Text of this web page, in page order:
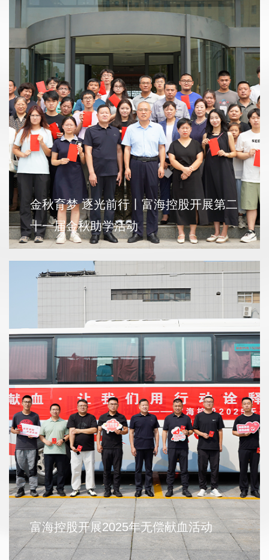
金秋育梦 逐光前行丨富海控股开展第二
十一届金秋助学活动
金秋育梦 逐光前行丨富海控股开展第二
十一届金秋助学活动
时光不负耕耘，奋斗终有回响。金秋八月，一封封承载
着梦想与希望的大学录取通知书如约而至。为向取得优
异成绩的富海学子们表示诚挚的祝福与关怀，8月15日上
午，富海控股组织开展第二十一届金秋助学活动，副总
2025-08-15
富海控股开展2025年无偿献血活动